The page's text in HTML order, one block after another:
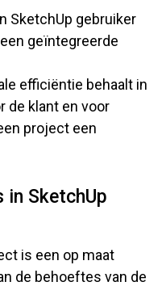
SketchUp gebruiker
geïntegreerde
efficiëntie behaalt in
de klant en voor
project een
in SketchUp
is een op maat
de behoeftes van de